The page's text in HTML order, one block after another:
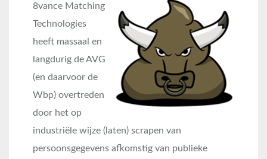
8vance Matching
Technologies
heeft massaal en
langdurig de AVG
(en daarvoor de
Wbp) overtreden
door het op
industriële wijze (laten) scrapen van
persoonsgegevens afkomstig van publieke